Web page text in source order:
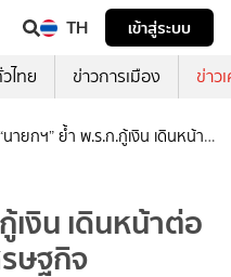
TH
เข้าสู่ระบบ
ไทย ข่าวการเมือง ข่าว
“นายกฯ” ย้ำ พ.ร.ก.กู้เงิน เดินหน้า
เงิน เดินหน้าต่อ
ษฐกิจ